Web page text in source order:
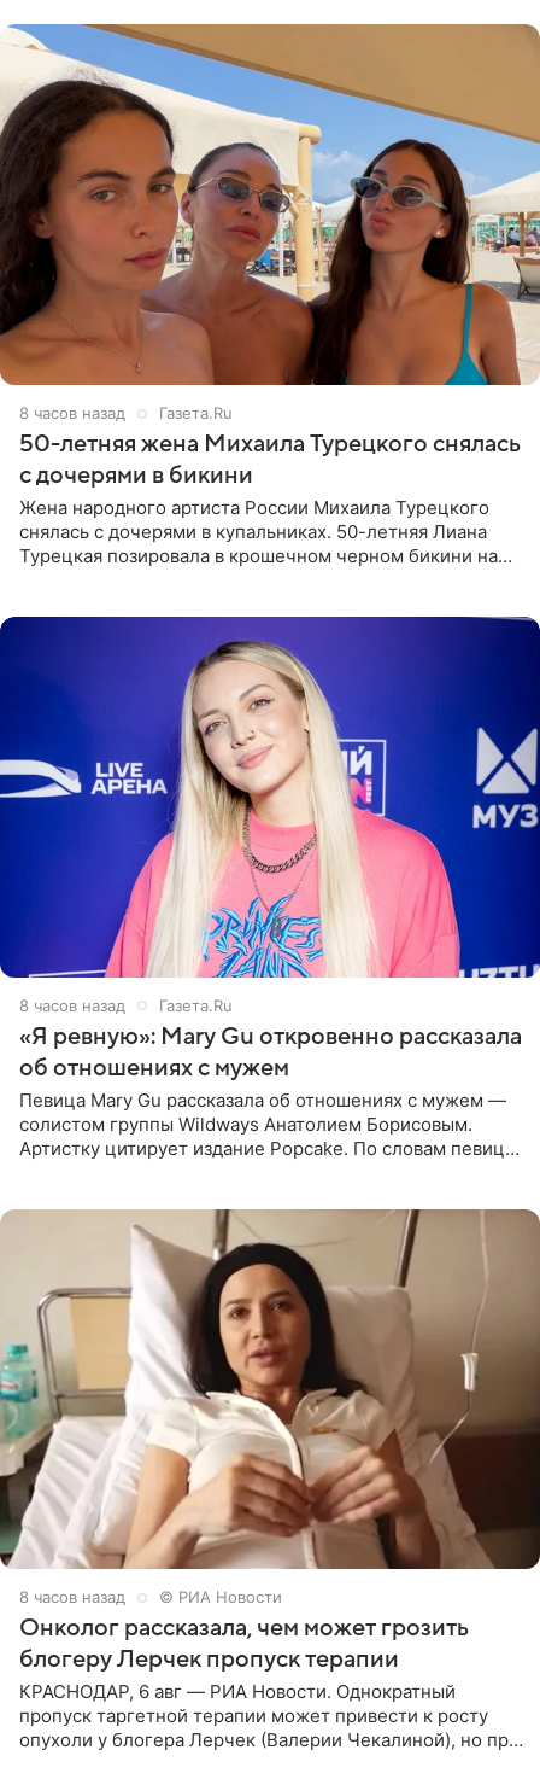
8 часов назад Газета.Ru
50-летняя жена Михаила Турецкого снялась
с дочерями в бикини
Жена народного артиста России Михаила Турецкого
снялась с дочерями в купальниках. 50-летняя Лиана
Турецкая позировала в крошечном черном бикини на
8 часов назад Газета.Ru
«Я ревную»: Mary Gu откровенно рассказала
об отношениях с мужем
Певица Mary Gu рассказала об отношениях с мужем —
солистом группы Wildways Анатолием Борисовым.
Артистку цитирует издание Popcake. По словам певицы,
8 часов назад © РИА Новости
Онколог рассказала, чем может грозить
блогеру Лерчек пропуск терапии
КРАСНОДАР, 6 авг — РИА Новости. Однократный
пропуск таргетной терапии может привести к росту
опухоли у блогера Лерчек (Валерии Чекалиной), но при